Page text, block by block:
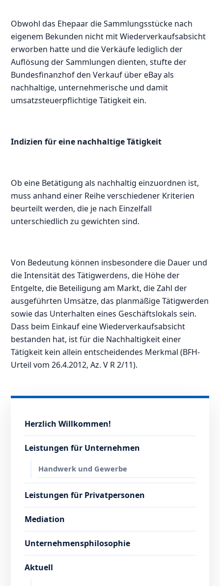
Obwohl das Ehepaar die Sammlungsstücke nach
eigenem Bekunden nicht mit Wiederverkaufsabsicht
erworben hatte und die Verkäufe lediglich der
Auflösung der Sammlungen dienten, stufte der
Bundesfinanzhof den Verkauf über eBay als
nachhaltige, unternehmerische und damit
umsatzsteuerpflichtige Tätigkeit ein.
Indizien für eine nachhaltige Tätigkeit
Ob eine Betätigung als nachhaltig einzuordnen ist,
muss anhand einer Reihe verschiedener Kriterien
beurteilt werden, die je nach Einzelfall
unterschiedlich zu gewichten sind.
Von Bedeutung können insbesondere die Dauer und
die Intensität des Tätigwerdens, die Höhe der
Entgelte, die Beteiligung am Markt, die Zahl der
ausgeführten Umsätze, das planmäßige Tätigwerden
sowie das Unterhalten eines Geschäftslokals sein.
Dass beim Einkauf eine Wiederverkaufsabsicht
bestanden hat, ist für die Nachhaltigkeit einer
Tätigkeit kein allein entscheidendes Merkmal (BFH-
Urteil vom 26.4.2012, Az. V R 2/11).
Herzlich Willkommen!
Leistungen für Unternehmen
Handwerk und Gewerbe
Leistungen für Privatpersonen
Mediation
Unternehmensphilosophie
Aktuell